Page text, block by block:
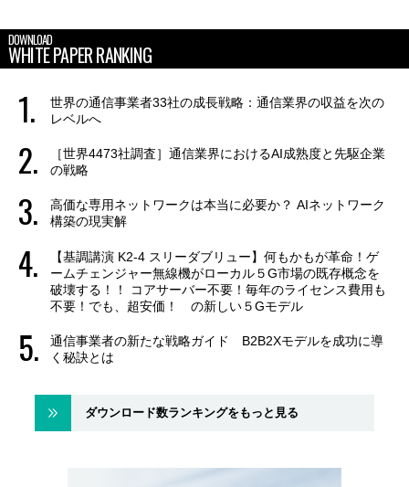
DOWNLOAD
WHITE PAPER RANKING
世界の通信事業者33社の成長戦略：通信業界の収益を次の
レベルへ
［世界4473社調査］通信業界におけるAI成熟度と先駆企業
の戦略
高価な専用ネットワークは本当に必要か？ AIネットワーク
構築の現実解
【基調講演 K2-4 スリーダブリュー】何もかもが革命！ゲ
ームチェンジャー無線機がローカル５G市場の既存概念を
破壊する！！ コアサーバー不要！毎年のライセンス費用も
不要！でも、超安価！ の新しい５Gモデル
通信事業者の新たな戦略ガイド B2B2Xモデルを成功に導
く秘訣とは
ダウンロード数ランキングをもっと見る